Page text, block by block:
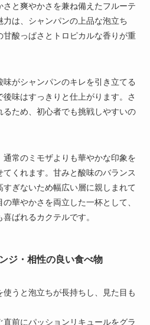
と爽やかさを兼ね備えたフルーテ
力は、シャンパンの上品な泡立ち
酸っぱさとトロピカルな香りが重
がシャンパンのキレを引き立てる
味はすっきりと仕上がります。さ
るため、初心者でも挑戦しやすいの
常のミモザよりも華やかな印象を
くれます。甘みと酸味のバランス
ぎないため幅広い層に親しまれて
華やかさを両立した一杯として、
ばれるカクテルです。
ジ・相性の良い食べ物
使うと泡立ちが長持ちし、見た目も
直前にパッションリキュールをグラ